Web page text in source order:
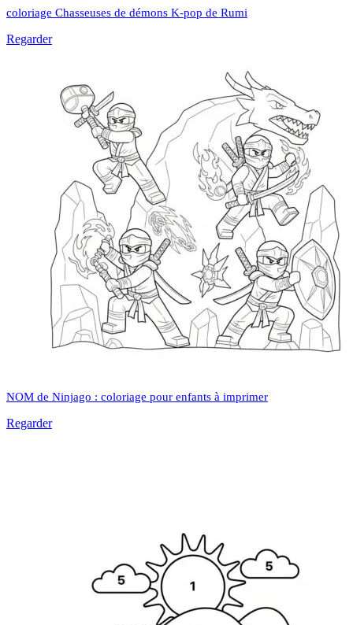
coloriage Chasseuses de démons K-pop de Rumi
Regarder
NOM de Ninjago : coloriage pour enfants à imprimer
Regarder